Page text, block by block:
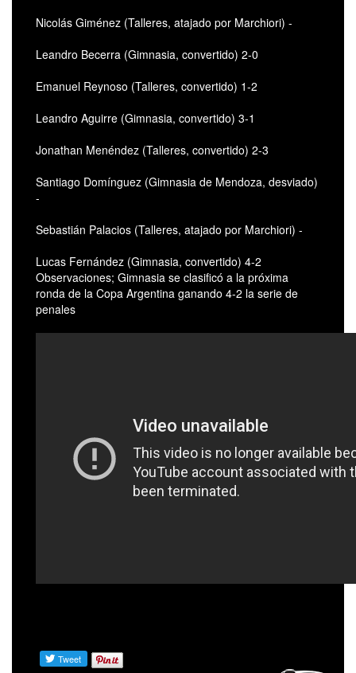
Nicolás Giménez (Talleres, atajado por Marchiori) -
Leandro Becerra (Gimnasia, convertido) 2-0
Emanuel Reynoso (Talleres, convertido) 1-2
Leandro Aguirre (Gimnasia, convertido) 3-1
Jonathan Menéndez (Talleres, convertido) 2-3
Santiago Domínguez (Gimnasia de Mendoza, desviado)
-
Sebastián Palacios (Talleres, atajado por Marchiori) -
Lucas Fernández (Gimnasia, convertido) 4-2
Observaciones; Gimnasia se clasificó a la próxima
ronda de la Copa Argentina ganando 4-2 la serie de
penales